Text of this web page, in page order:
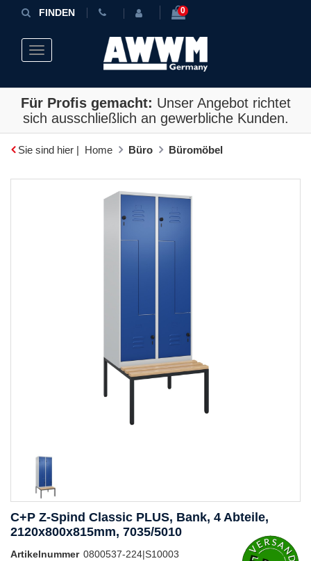
FINDEN 0
Toggle navigation
Für Profis gemacht: Unser Angebot richtet
sich ausschließlich an gewerbliche Kunden.
Sie sind hier | Home Büro Büromöbel
C+P Z-Spind Classic PLUS, Bank, 4 Abteile,
2120x800x815mm, 7035/5010
Artikelnummer 0800537-224|S10003